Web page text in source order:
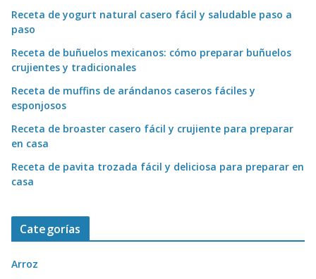
Receta de yogurt natural casero fácil y saludable paso a
paso
Receta de buñuelos mexicanos: cómo preparar buñuelos
crujientes y tradicionales
Receta de muffins de arándanos caseros fáciles y
esponjosos
Receta de broaster casero fácil y crujiente para preparar
en casa
Receta de pavita trozada fácil y deliciosa para preparar en
casa
Categorías
Arroz